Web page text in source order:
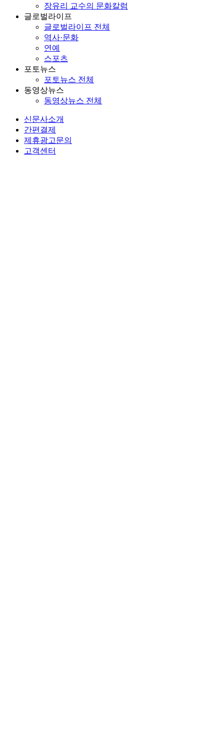
장유리 교수의 문화칼럼
글로벌라이프
글로벌라이프 전체
역사·문화
연예
스포츠
포토뉴스
포토뉴스 전체
동영상뉴스
동영상뉴스 전체
신문사소개
간편결제
제휴광고문의
고객센터